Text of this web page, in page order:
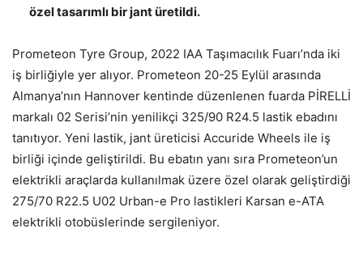
özel tasarımlı bir jant üretildi.
Prometeon Tyre Group, 2022 IAA Taşımacılık Fuarı’nda iki
iş birliğiyle yer alıyor. Prometeon 20-25 Eylül arasında
Almanya’nın Hannover kentinde düzenlenen fuarda PİRELLİ
markalı 02 Serisi’nin yenilikçi 325/90 R24.5 lastik ebadını
tanıtıyor. Yeni lastik, jant üreticisi Accuride Wheels ile iş
birliği içinde geliştirildi. Bu ebatın yanı sıra Prometeon’un
elektrikli araçlarda kullanılmak üzere özel olarak geliştirdiği
275/70 R22.5 U02 Urban-e Pro lastikleri Karsan e-ATA
elektrikli otobüslerinde sergileniyor.